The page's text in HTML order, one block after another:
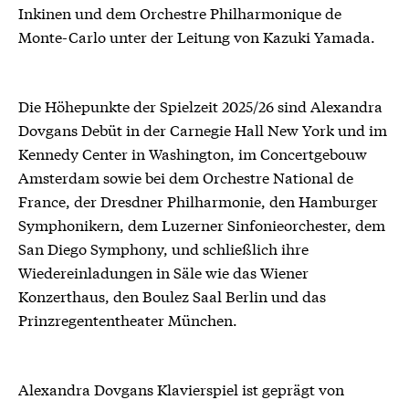
Inkinen und dem Orchestre Philharmonique de
Monte-Carlo unter der Leitung von Kazuki Yamada.
Die Höhepunkte der Spielzeit 2025/26 sind Alexandra
Dovgans Debüt in der Carnegie Hall New York und im
Kennedy Center in Washington, im Concertgebouw
Amsterdam sowie bei dem Orchestre National de
France, der Dresdner Philharmonie, den Hamburger
Symphonikern, dem Luzerner Sinfonieorchester, dem
San Diego Symphony, und schließlich ihre
Wiedereinladungen in Säle wie das Wiener
Konzerthaus, den Boulez Saal Berlin und das
Prinzregententheater München.
Alexandra Dovgans Klavierspiel ist geprägt von